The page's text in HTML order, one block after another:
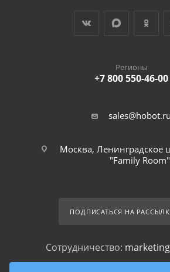
Регионы
+7 800 550-46-00
sales@hobot.ru
Москва, Ленинградское
"Family Room"
ПОДПИСАТЬСЯ НА
Сотрудничество: